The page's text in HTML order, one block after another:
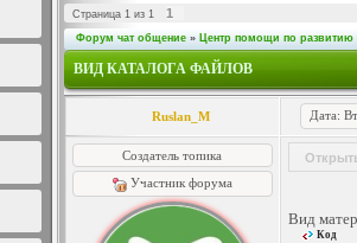
Страница 1из 1 1
Форум чат общение » Центр помощи по развитию
ВИД КАТАЛОГА ФАЙЛОВ
Ruslan_M Дата:
Создатель топика
Участник форума
Вид
Код